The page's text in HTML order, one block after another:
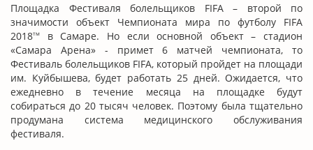
Площадка Фестиваля болельщиков FIFA – второй по
значимости объект Чемпионата мира по футболу FIFA
2018тм
в Самаре. Но если основной объект – стадион
«Самара Арена» - примет 6 матчей чемпионата, то
Фестиваль болельщиков FIFA, который пройдет на площади
им. Куйбышева, будет работать 25 дней. Ожидается, что
ежедневно в течение месяца на площадке будут
собираться до 20 тысяч человек. Поэтому была тщательно
продумана система медицинского обслуживания
фестиваля.